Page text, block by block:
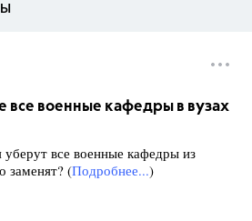
все военные кафедры в вузах
уберут все военные кафедры из
заменят? (Подробнее...)